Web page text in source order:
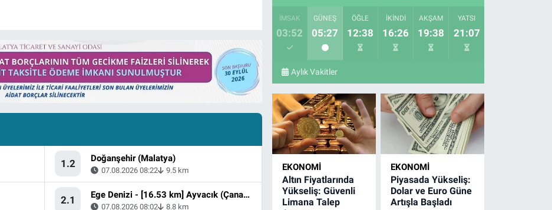
1.2 Doğanşehir (Malatya)
07.08.2026 08:22 9.5 km
2.1 Ege Denizi - [16.53 km] Ayvacık (Çanakkale)
07.08.2026 08:02 8.8 km
İMSAK
03:52
GÜNEŞ
05:27
ÖĞLE
12:38
İKINDI
16:26
AKŞAM
19:38
YATSI
21:07
Aylık Vakitler
EKONOMI
Altın Fiyatlarında
Yükseliş: Güvenli
Limana Talep
EKONOMI
Piyasada Yükseliş:
Dolar ve Euro Güne
Artışla Başladı